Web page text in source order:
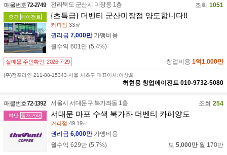
매물번호72-2749
중간 에이전트
전라북도 군산시 미장동 1층 조회 1051
{초특급} 더벤티 군산미장점 양도합니다!!
커피점 33㎡
권리금 7,000만 가맹비용
월수익 601만 (5.4%)
실매물 주인확인: 2026-7-29 창업비용 1억1,000만
(주)점포라인 211-88-15343 서울 서초구 대표이사:이상희
허현용 창업에이전트 010-9732-5080
매물번호72-1392
하단 중개거래
서울시 서대문구 북가좌동 1층 조회 254
서대문 마포 수색 북가좌 더벤티 카페양도
커피점 49.19㎡
권리금 6,000만 가맹비용
월수익 629만 (5.7%) 보 5,000만 월 170만